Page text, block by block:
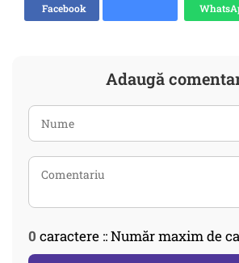
Facebook
Adaugă
0 caractere :: Număr maxim de